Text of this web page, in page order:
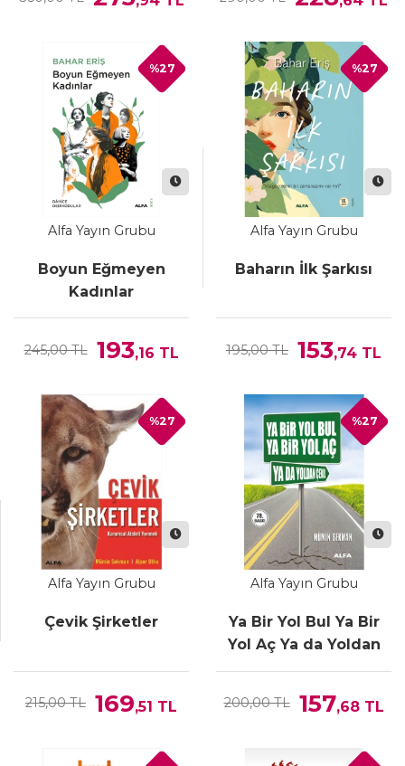
Alfa Yayın Grubu
Boyun Eğmeyen
Kadınlar
245,00 TL 193,16 TL
%27
Alfa Yayın Grubu
Baharın İlk Şarkısı
195,00 TL 153,74 TL
%27
Alfa Yayın Grubu
Çevik Şirketler
215,00 TL 169,51 TL
%27
Alfa Yayın Grubu
Ya Bir Yol Bul Ya Bir
Yol Aç Ya da Yoldan
Çekil
200,00 TL 157,68TL
%27